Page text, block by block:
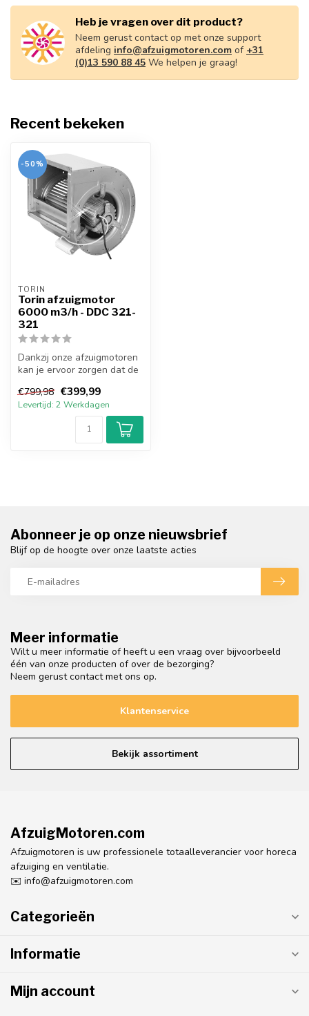
Heb je vragen over dit product?
Neem gerust contact op met onze support
afdeling info@afzuigmotoren.com of +31
(0)13 590 88 45 We helpen je graag!
Recent bekeken
-50%
TORIN
Torin afzuigmotor
6000 m3/h - DDC 321-
321
Dankzij onze afzuigmotoren
kan je ervoor zorgen dat de
€799,98 €399,99
Levertijd: 2 Werkdagen
Meer informatie
Wilt u meer informatie of heeft u een vraag over bijvoorbeeld
één van onze producten of over de bezorging?
Neem gerust contact met ons op.
Klantenservice
Bekijk assortiment
Abonneer je op onze nieuwsbrief
Blijf op de hoogte over onze laatste acties
AfzuigMotoren.com
Afzuigmotoren is uw professionele totaalleverancier voor horeca
afzuiging en ventilatie.
✉️ info@afzuigmotoren.com
Categorieën
Informatie
Mijn account